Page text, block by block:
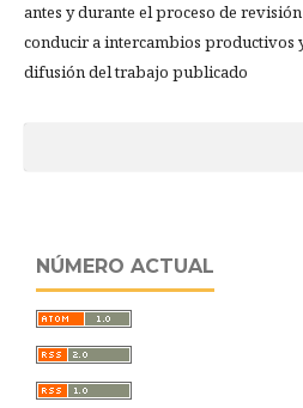
antes y durante el proceso de
conducir a intercambios productivos
difusión del trabajo publicado
NÚMERO ACTUAL